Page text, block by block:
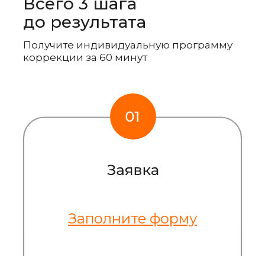
до результата
Получите индивидуальную программу
коррекции за 60 минут
Заполните форму